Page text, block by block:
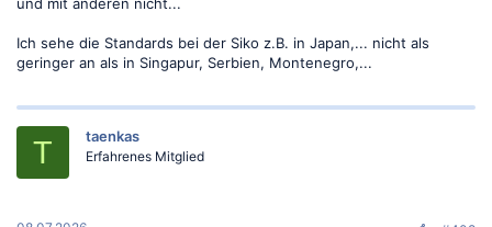
Ich sehe die Standards bei der Siko z.B. in Japan,... nicht als
geringer an als in Singapur, Serbien, Montenegro,...
T taenkas
Erfahrenes Mitglied